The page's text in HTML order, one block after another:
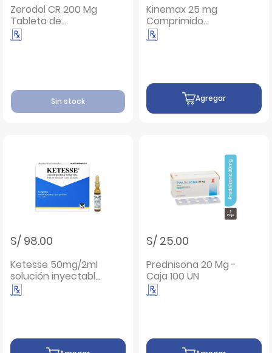
Zerodol CR 200 Mg
Tableta de
Liberación
Controlada - Caja
Sin stock
Kinemax 25 mg
Comprimido
Recubierto - Caja
10 UN
Agregar
S/ 98.00
Ketesse 50mg/2ml
solución inyectable
- 5 ampollas
S/ 25.00
Prednisona 20 Mg -
Caja 100 UN